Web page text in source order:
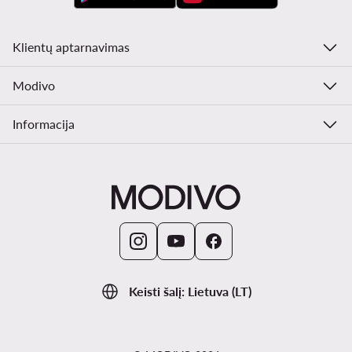
Keisti šalį: Lietuva (LT)
Klientų aptarnavimas
Modivo
Informacija